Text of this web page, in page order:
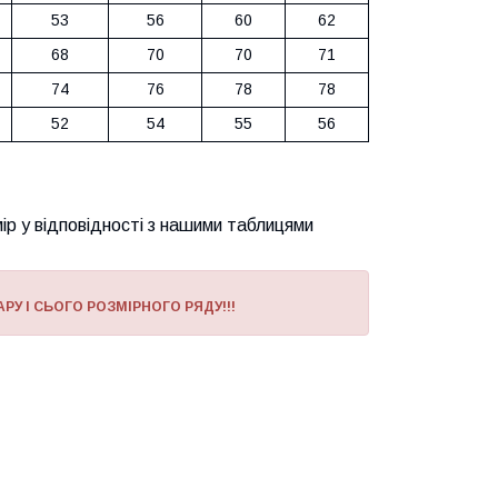
53 56 60 62
68 70 70 71
74 76 78 78
52 54 55 56
у відповідності з нашими таблицями
І СЬОГО РОЗМІРНОГО РЯДУ!!!